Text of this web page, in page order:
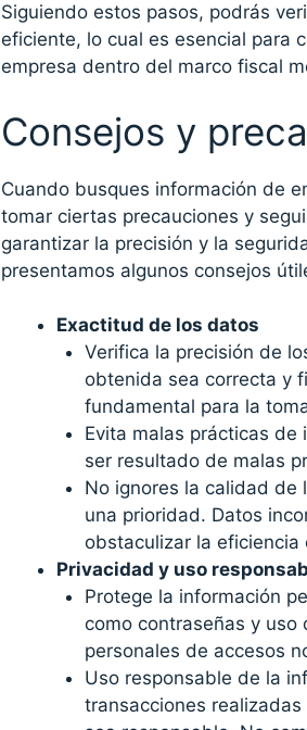
Siguiendo estos pasos, podrás
eficiente, lo cual es esencial para
empresa dentro del marco fiscal
Consejos y
Cuando busques información de
tomar ciertas precauciones y
garantizar la precisión y la
presentamos algunos consejos
Exactitud de los datos
Verifica la precisión de
obtenida sea correcta y
fundamental para la
Evita malas prácticas
ser resultado de malas
No ignores la calidad
una prioridad. Datos
obstaculizar la eficiencia
Privacidad y uso
Protege la información
como contraseñas y
personales de accesos
Uso responsable de la
transacciones